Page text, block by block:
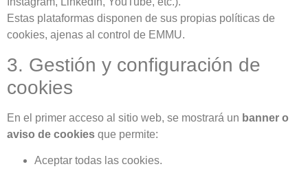
Estas plataformas disponen de sus propias políticas de
cookies, ajenas al control de EMMU.
3. Gestión y configuración de
cookies
En el primer acceso al sitio web, se mostrará un banner o
aviso de cookies que permite:
Aceptar todas las cookies.